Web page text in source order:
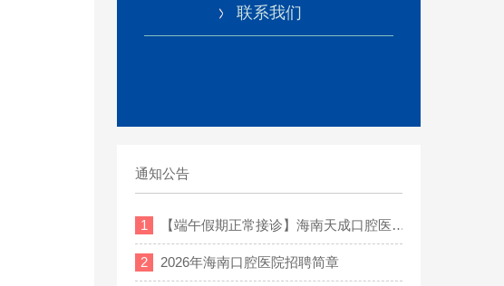
联系我们
通知公告
1 【端午假期正常接诊】海南天成口腔医…
2 2026年海南口腔医院招聘简章